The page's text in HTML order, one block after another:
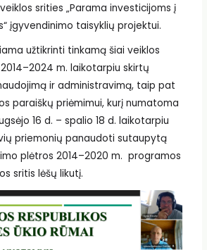
srities „Parama investicijoms į
įgyvendinimo taisyklių projektui.
užtikrinti tinkamą šiai veiklos
m. laikotarpiu skirtų
ir administravimą, taip pat
paraiškų priėmimui, kurį numatoma
16 d. – spalio 18 d. laikotarpiu
priemonių panaudoti sutaupytą
plėtros 2014–2020 m. programos
sritis lėšų likutį.